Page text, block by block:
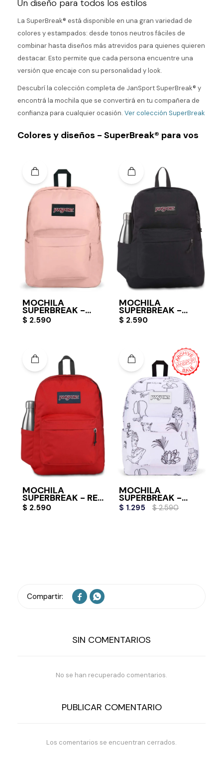
Un diseño para todos los estilos
La SuperBreak® está disponible en una gran variedad de
colores y estampados: desde tonos neutros fáciles de
combinar hasta diseños más atrevidos para quienes quieren
destacar. Esto permite que cada persona encuentre una
versión que encaje con su personalidad y look.
Descubrí la colección completa de JanSport SuperBreak® y
encontrá la mochila que se convertirá en tu compañera de
confianza para cualquier ocasión. Ver colección SuperBreak
Colores y diseños - SuperBreak® para vos
MOCHILA
SUPERBREAK -
MISTY ROSE
$ 2.590
MOCHILA
SUPERBREAK -
BLACK
$ 2.590
MOCHILA
SUPERBREAK - RED
TAPE
$ 2.590
MOCHILA
SUPERBREAK -
COLOR ME
$ 1.295 $ 2.590
 
SIN COMENTARIOS
No se han recuperado comentarios.
PUBLICAR COMENTARIO
Los comentarios se encuentran cerrados.